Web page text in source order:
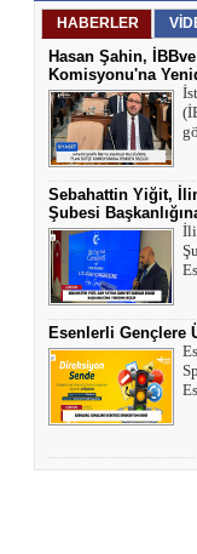
AYŞE
Aklın
Konuşur!
HAYVAN
AV.
YENİ
HAMZA
"DİRİ
HABERLER
Hasan Şahin,
Komisyonu'na
Sebahattin Yiğit,
Şubesi
Esenlerli Gençlere